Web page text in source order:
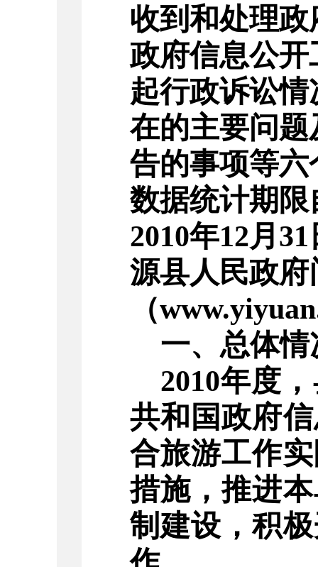
收到和处理
政府信息公
起行政诉讼
在的主要问
告的事项等
数据统计期限
2010年12月 31
源县人民政府
（
一、总体情
2010年度
共和国政府
合旅游工作
措施，推进
制建设，积